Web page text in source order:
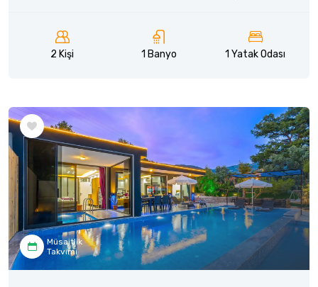
2 Kişi 1 Banyo 1 Yatak Odası
Müsaitlik
Takvimi